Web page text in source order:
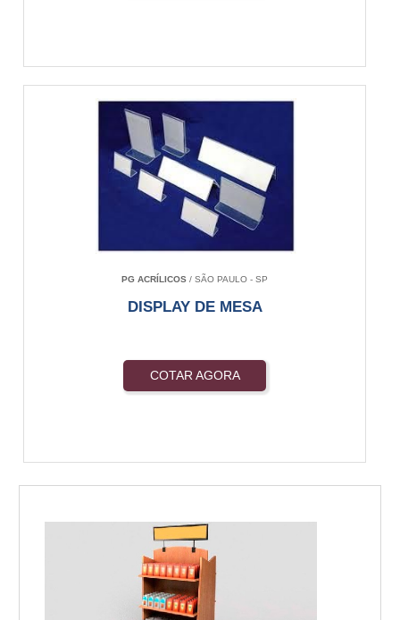
PG ACRÍLICOS / SÃO PAULO - SP
DISPLAY DE MESA
COTAR AGORA